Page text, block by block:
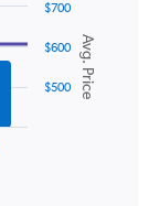
Avg. Price
$500
$600
$700